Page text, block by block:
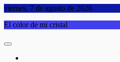
Saltar
contenido
viernes, 7 de agosto de 2026
El color de mi cristal